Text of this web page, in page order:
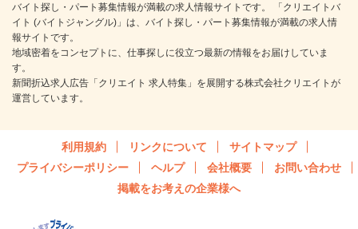
バイト探し・パート募集情報が満載の求人情報サイトです。 「クリエイトバ
イト (バイトジャングル)」は、バイト探し・パート募集情報が満載の求人情
報サイトです。
地域密着をコンセプトに、仕事探しに役立つ最新の情報をお届けしていま
す。
新聞折込求人広告「クリエイト 求人特集」を展開する株式会社クリエイトが
運営しています。
利用規約 リンクについて
サイトマップ
プライバシーポリシー
ヘルプ 会社概要
お問い合わせ
掲載をお考えの企業様へ